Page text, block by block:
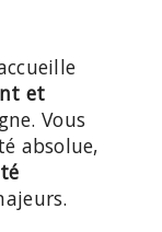
et
Vous
absolue,